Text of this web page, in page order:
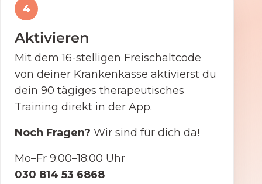
4
Aktivieren
Mit dem 16-stelligen Freischaltcode
von deiner Krankenkasse aktivierst du
dein 90 tägiges therapeutisches
Training direkt in der App.
Noch Fragen? Wir sind für dich da!
Mo–Fr 9:00–18:00 Uhr
030 814 53 6868